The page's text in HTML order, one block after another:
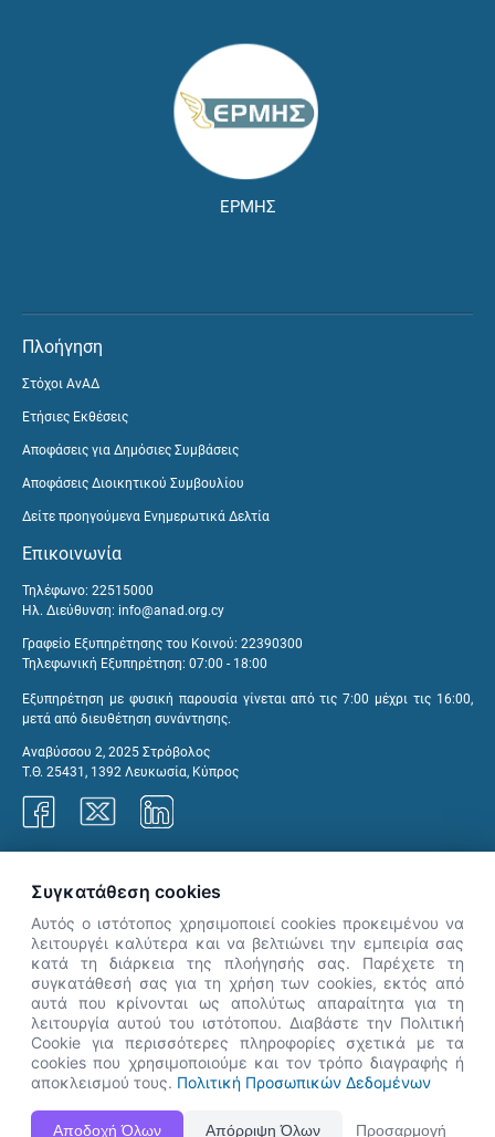
ΕΡΜΗΣ
Πλοήγηση
Στόχοι ΑνΑΔ
Ετήσιες Εκθέσεις
Αποφάσεις για Δημόσιες Συμβάσεις
Αποφάσεις Διοικητικού Συμβουλίου
Δείτε προηγούμενα Ενημερωτικά Δελτία
Επικοινωνία
Τηλέφωνο: 22515000
Ηλ. Διεύθυνση: info@anad.org.cy
Γραφείο Εξυπηρέτησης του Κοινού: 22390300
Τηλεφωνική Εξυπηρέτηση: 07:00 - 18:00
Εξυπηρέτηση με φυσική παρουσία γίνεται από τις 7:00 μέχρι τις 16:00,
μετά από διευθέτηση συνάντησης.
Αναβύσσου 2, 2025 Στρόβολος
Τ.Θ. 25431, 1392 Λευκωσία, Κύπρος
Η Ιστοσελίδα ΑνΑΔ είναι πλήρως συμβατή με τις νεότερες εκδόσεις, Google Chrome, Mozilla Firefox,
Apple Safari καθώς και Internet Explorer.
👋 Καλώς ήρθες! Είμαι η Νόησις.
Πες μου πώς μπορώ να σε βοηθήσω
σήμερα.
Συγκατάθεση cookies
Αυτός ο ιστότοπος χρησιμοποιεί cookies προκειμένου να
λειτουργέι καλύτερα και να βελτιώνει την εμπειρία σας
κατά τη διάρκεια της πλοήγησής σας. Παρέχετε τη
συγκατάθεσή σας για τη χρήση των cookies, εκτός από
αυτά που κρίνονται ως απολύτως απαραίτητα για τη
λειτουργία αυτού του ιστότοπου. Διαβάστε την Πολιτική
Cookie για περισσότερες πληροφορίες σχετικά με τα
cookies που χρησιμοποιούμε και τον τρόπο διαγραφής ή
αποκλεισμού τους. Πολιτική Προσωπικών Δεδομένων
Αποδοχή Όλων Απόρριψη Όλων Προσαρμογή